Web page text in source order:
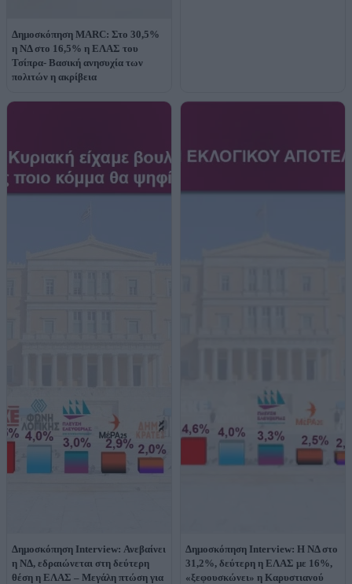
Δημοσκόπηση MARC: Στο 30,5%
η ΝΔ στο 16,5% η ΕΛΑΣ του
Τσίπρα- Βασική ανησυχία των
πολιτών η ακρίβεια
Δημοσκόπηση Interview: Ανεβαίνει
η ΝΔ, εδραιώνεται στη δεύτερη
θέση η ΕΛΑΣ – Μεγάλη πτώση για
Δημοσκόπηση Interview: Η ΝΔ στο
31,2%, δεύτερη η ΕΛΑΣ με 16%,
«ξεφουσκώνει» η Καρυστιανού